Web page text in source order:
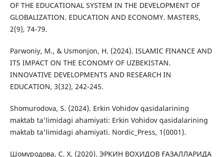
OF THE EDUCATIONAL SYSTEM IN THE DEVELOPMENT OF
GLOBALIZATION. EDUCATION AND ECONOMY. MASTERS,
2(9), 74-79.
Parwoniy, M., & Usmonjon, H. (2024). ISLAMIC FINANCE AND
ITS IMPACT ON THE ECONOMY OF UZBEKISTAN.
INNOVATIVE DEVELOPMENTS AND RESEARCH IN
EDUCATION, 3(32), 242-245.
Shomurodova, S. (2024). Erkin Vohidov qasidalarining
maktab ta'limidagi ahamiyati: Erkin Vohidov qasidalarining
maktab ta'limidagi ahamiyati. Nordic_Press, 1(0001).
Шомуродова, С. Х. (2020). ЭРКИН ВОҲИДОВ ҒАЗАЛЛАРИДА